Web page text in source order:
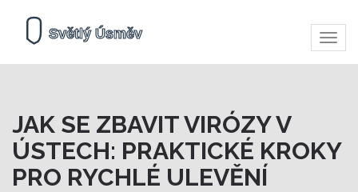
JAK SE ZBAVIT VIRÓZY V
ÚSTECH: PRAKTICKÉ KROKY
PRO RYCHLÉ ULEVĚNÍ